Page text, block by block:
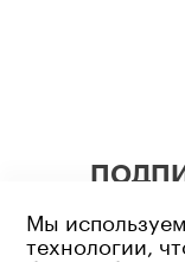
Мы
технологии,